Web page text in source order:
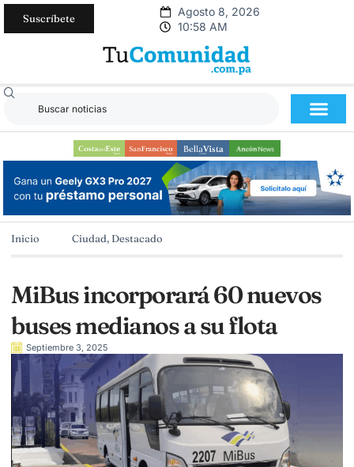
Suscríbete
Agosto 8, 2026
10:58 AM
Inicio Ciudad, Destacado
MiBus incorporará 60 nuevos
buses medianos a su flota
Septiembre 3, 2025